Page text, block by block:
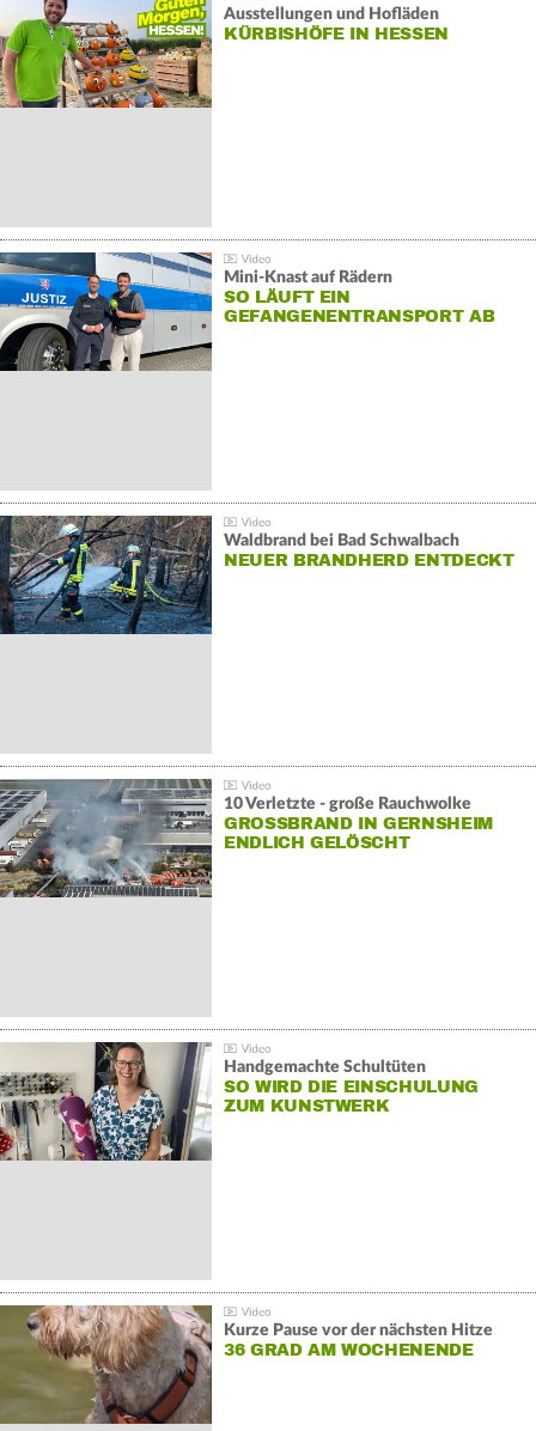
Ausstellungen und Hofläden
KÜRBISHÖFE IN HESSEN
Mini-Knast auf Rädern
SO LÄUFT EIN
GEFANGENENTRANSPORT AB
Waldbrand bei Bad Schwalbach
NEUER BRANDHERD ENTDECKT
10 Verletzte - große Rauchwolke
GROSSBRAND IN GERNSHEIM E
NDLICH GELÖSCHT
Handgemachte Schultüten
SO WIRD DIE EINSCHULUNG
ZUM KUNSTWERK
Kurze Pause vor der nächsten Hitze
36 GRAD AM WOCHENENDE